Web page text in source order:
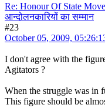
Re: Honour Of State
आन्दोलनकारियों का सम्मान
#23
October 05, 2009,
I don't agree with the
Agitators ?
When the struggle was in
This figure should be